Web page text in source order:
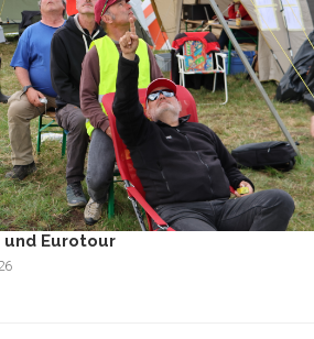
und Eurotour